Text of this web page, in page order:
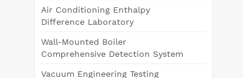
Air Conditioning Enthalpy
Difference Laboratory
Wall-Mounted Boiler
Comprehensive Detection System
Vacuum Engineering Testing